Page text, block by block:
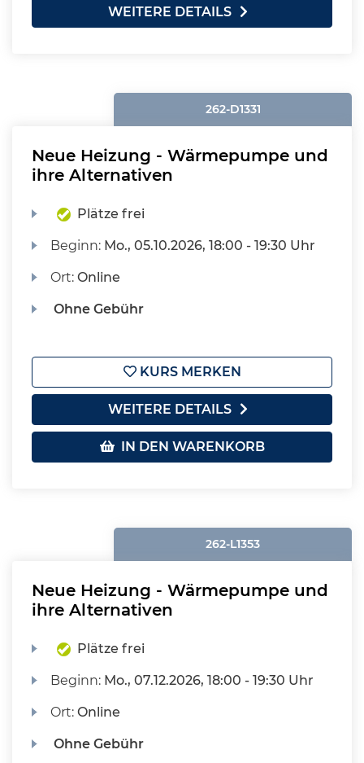
WEITERE DETAILS
262-D1331
Neue Heizung - Wärmepumpe und
ihre Alternativen
Plätze frei
Beginn: Mo., 05.10.2026, 18:00 - 19:30 Uhr
Ort:Online
Ohne Gebühr
KURS MERKEN
WEITERE DETAILS
IN DEN WARENKORB
262-L1353
Neue Heizung - Wärmepumpe und
ihre Alternativen
Plätze frei
Beginn: Mo., 07.12.2026, 18:00 - 19:30 Uhr
Ort:Online
Ohne Gebühr